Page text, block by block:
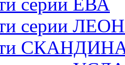
серии ЕВА
серии